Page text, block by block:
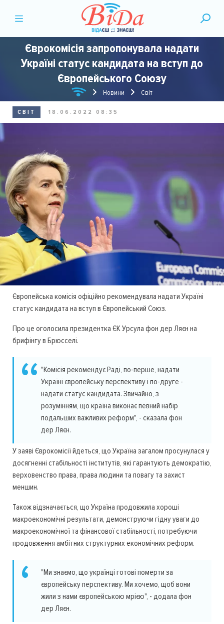
Єврокомісія запропонувала надати
Україні статус кандидата на вступ до
Європейського Союзу
Новини Світ
СВІТ 18.06.2022 08:35
Європейська комісія офіційно рекомендувала надати Україні
статус кандидата на вступ в Європейський Союз.
Про це оголосила президентка ЄК Урсула фон дер Ляєн на
брифінгу в Брюсселі.
"Комісія рекомендує Раді, по-перше, надати
Україні європейську перспективу і по-друге -
надати статус кандидата. Звичайно, з
розумінням, що країна виконає певний набір
подальших важливих реформ", - сказала фон
дер Ляєн.
У заяві Єврокомісії йдеться, що Україна загалом просунулася у
досягненні стабільності інститутів, які гарантують демократію,
верховенство права, права людини та повагу та захист
меншин.
Також відзначається, що Україна продовжила хороші
макроекономічні результати, демонструючи гідну уваги до
макроекономічної та фінансової стабільності, потребуючи
продовження амбітних структурних економічних реформ.
"Ми знаємо, що українці готові померти за
європейську перспективу. Ми хочемо, щоб вони
жили з нами європейською мрією", - додала фон
дер Ляєн.